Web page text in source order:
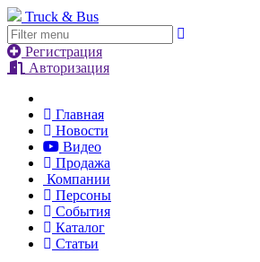
Truck & Bus
Регистрация
Авторизация
Главная
Новости
Видео
Продажа
Компании
Персоны
События
Каталог
Статьи